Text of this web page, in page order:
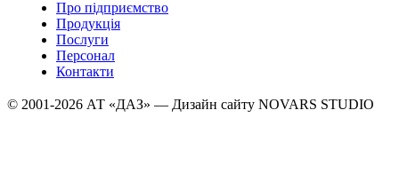
Про підприємство
Продукція
Послуги
Персонал
Контакти
© 2001-2026 АТ «ДАЗ» — Дизайн сайту NOVARS STUDIO